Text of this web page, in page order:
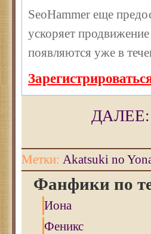
SeoHammer еще
ускоряет
появляются уже в
Метки: Akatsuki no
Фанфики по
Иона
Феникс